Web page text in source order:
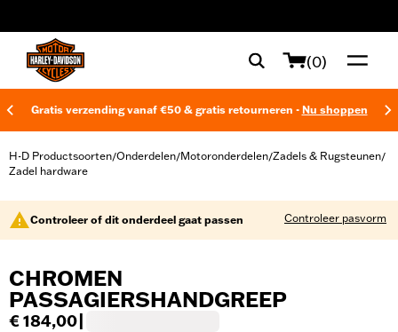
(0)
Gratis verzending vanaf €50 & gratis retourneren - Nu shoppen
H-D Productsoorten/Onderdelen/Motoronderdelen/Zadels & Rugsteunen/
Zadel hardware
Controleer of dit onderdeel gaat passen Controleer pasvorm
CHROMEN
PASSAGIERSHANDGREEP
€ 184,00